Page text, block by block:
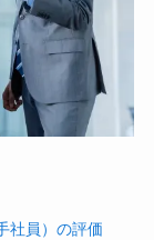
社員）の評価